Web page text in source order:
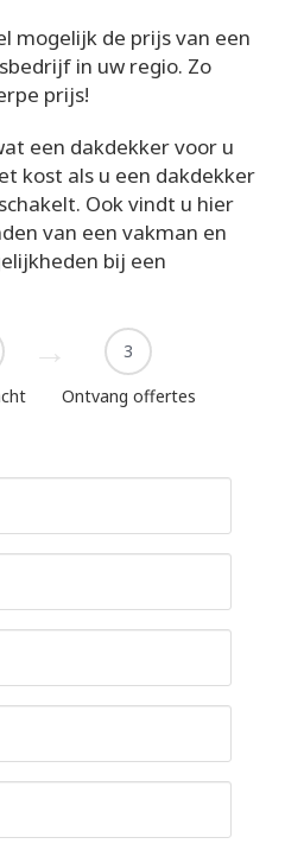
mogelijk de prijs van een
in uw regio. Zo
prijs!
een dakdekker voor u
kost als u een dakdekker
Ook vindt u hier
van een vakman en
bij een
3
Ontvang offertes